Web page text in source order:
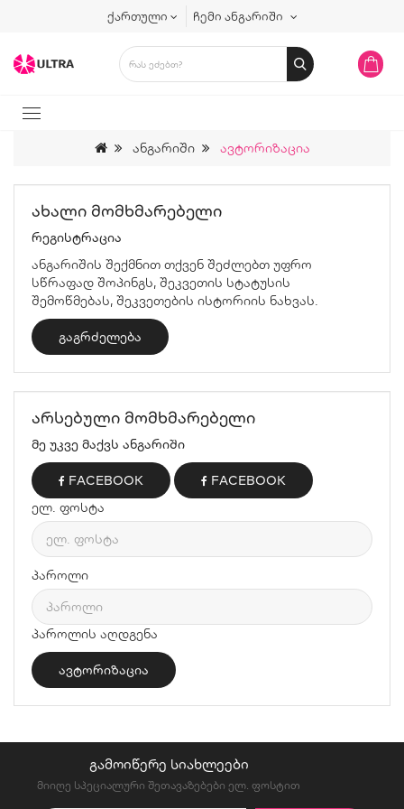
ქართული ჩემი ანგარიში
Ანგარიში Ავტორიზაცია
Ახალი Მომხმარებელი
რეგისტრაცია
ანგარიშის შექმნით თქვენ შეძლებთ უფრო
სწრაფად შოპინგს, შეკვეთის სტატუსის
შემოწმებას, შეკვეთების ისტორიის ნახვას.
ᲒᲐᲒᲠᲫᲔᲚᲔᲑᲐ
Არსებული Მომხმარებელი
მე უკვე მაქვს ანგარიში
FACEBOOK
FACEBOOK
ელ. ფოსტა
პაროლი
პაროლის აღდგენა
ᲒᲐᲛᲝᲘᲬᲔᲠᲔ ᲡᲘᲐᲮᲚᲔᲔᲑᲘ
მიიღე სპეციალური შეთავაზებები ელ. ფოსტით